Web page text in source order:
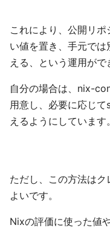
これにより、公開リ
い値を置き、手元で
える、という運用がで
自分の場合は、nix-
用意し、必要に応じ
えるようにしています。
ただし、この方法は
よいです。
Nixの評価に使った値